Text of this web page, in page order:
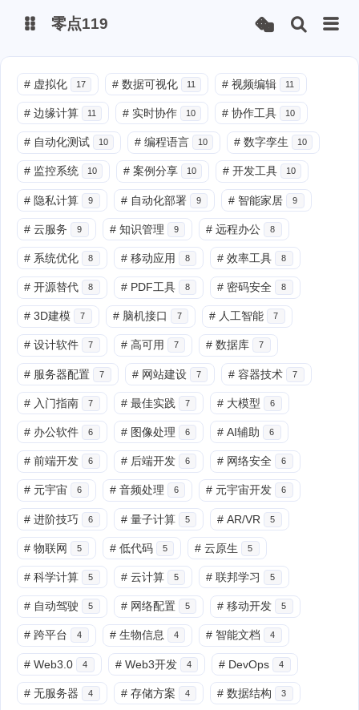
微博
抖音
零点119
# 虚拟化 17 # 数据可视化 11 # 视频编辑 11
# 边缘计算 11 # 实时协作 10 # 协作工具 10
# 自动化测试 10 # 编程语言 10 # 数字孪生 10
# 监控系统 10 # 案例分享 10 # 开发工具 10
# 隐私计算 9 # 自动化部署 9 # 智能家居 9
# 云服务 9 # 知识管理 9 # 远程办公 8
# 系统优化 8 # 移动应用 8 # 效率工具 8
# 开源替代 8 # PDF工具 8 # 密码安全 8
# 3D建模 7 # 脑机接口 7 # 人工智能 7
# 设计软件 7 # 高可用 7 # 数据库 7
# 服务器配置 7 # 网站建设 7 # 容器技术 7
# 入门指南 7 # 最佳实践 7 # 大模型 6
# 办公软件 6 # 图像处理 6 # AI辅助 6
# 前端开发 6 # 后端开发 6 # 网络安全 6
# 元宇宙 6 # 音频处理 6 # 元宇宙开发 6
# 进阶技巧 6 # 量子计算 5 # AR/VR 5
# 物联网 5 # 低代码 5 # 云原生 5
# 科学计算 5 # 云计算 5 # 联邦学习 5
# 自动驾驶 5 # 网络配置 5 # 移动开发 5
# 跨平台 4 # 生物信息 4 # 智能文档 4
# Web3.0 4 # Web3开发 4 # DevOps 4
# 无服务器 4 # 存储方案 4 # 数据结构 3